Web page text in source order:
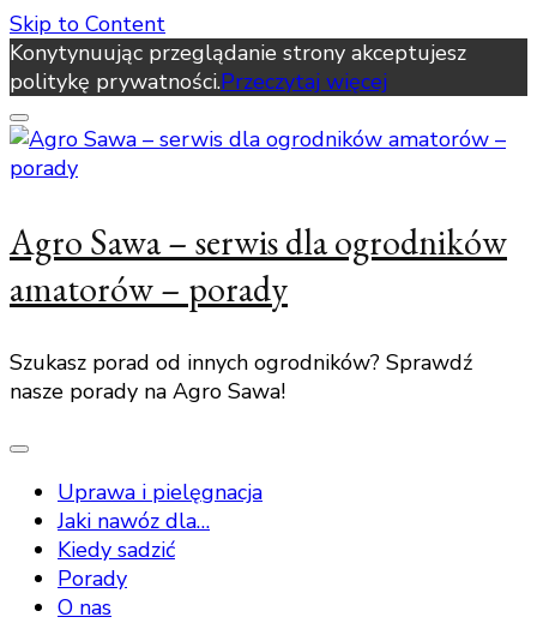
Skip to Content
Konytynuując przeglądanie strony akceptujesz
politykę prywatności.Przeczytaj więcej
Agro Sawa – serwis dla ogrodników
amatorów – porady
Szukasz porad od innych ogrodników? Sprawdź
nasze porady na Agro Sawa!
Uprawa i pielęgnacja
Jaki nawóz dla…
Kiedy sadzić
Porady
O nas